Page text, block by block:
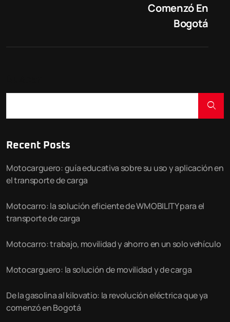
Comenzó En
Bogotá
Recent Posts
Motocarguero: guía educativa sobre su uso y aplicación en
el transporte de carga
Motocarro: la solución eficiente de WMOBILITY para el
transporte de carga
Motocarro: trabajo, movilidad y ahorro en un solo vehículo
Motocarguero: la solución de movilidad y de carga
De la gasolina al kilovatio: la revolución eléctrica que ya
comenzó en Bogotá